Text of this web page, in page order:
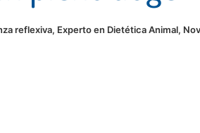
reflexiva, Experto en Dietética Animal,